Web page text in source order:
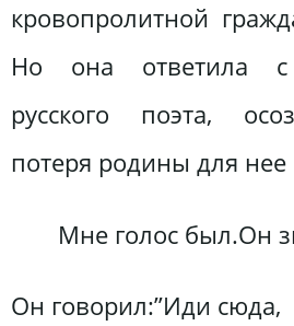
кровопролитной
Но она ответила с
русского поэта,
потеря родины для
Мне голос был.Он
Он говорил:”Иди сюда,